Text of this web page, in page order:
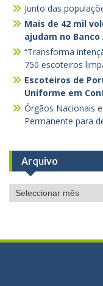
Junto das
Mais de 42 mil
ajudam no
“Transforma
750 escoteiros
Escoteiros de
Uniforme em
Órgãos Nacionais
Permanente para
Arquivo
Arquivo